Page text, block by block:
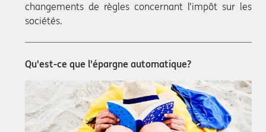
changements de règles concernant l’impôt sur les
sociétés.
Qu'est-ce que l'épargne automatique?